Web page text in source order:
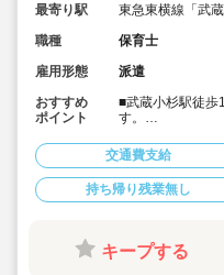
最寄り駅
東急東横線「武
職種
保育士
雇用形態
派遣
おすすめ
ポイント
■武蔵小杉駅徒歩
す。
■時間固定勤務歓
す。
■保育士専任のコ
す。
交通費支給
持ち帰り残業無し
キープする